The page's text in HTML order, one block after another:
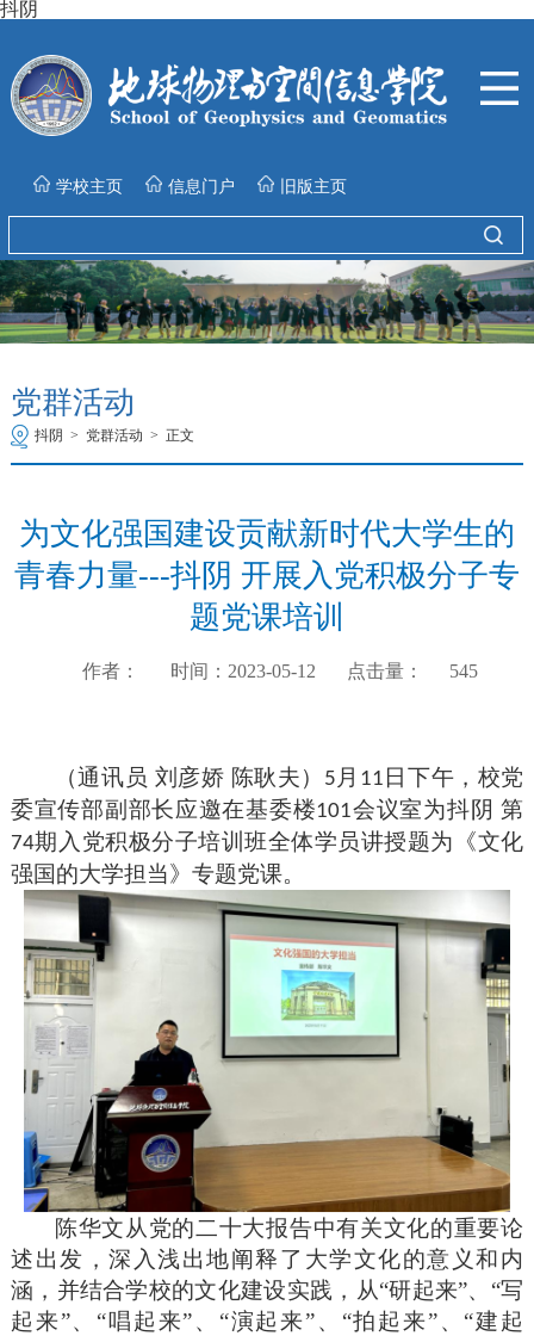
抖阴
学校主页 信息门户 旧版主页
党群活动
抖阴 > 党群活动 > 正文
为文化强国建设贡献新时代大学生的
青春力量---抖阴 开展入党积极分子专
题党课培训
作者： 时间：2023-05-12 点击量： 545
（通讯员 刘彦娇 陈耿夫） 5 月 11 日下午，校党
委宣传部副部长应邀在基委楼101会议室为抖阴 第
74期入党积极分子培训班全体学员讲授题为《文化
强国的大学担当》专题党课。
陈华文从党的二十大报告中有关文化的重要论
述出发，深入浅出地阐释了大学文化的意义和内
涵，并结合学校的文化建设实践，从“研起来”、“写
起来”、“唱起来”、“演起来”、“拍起来”、“建起